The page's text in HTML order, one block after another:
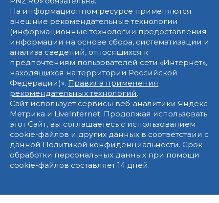
На информационном ресурсе применяются
внешние рекомендательные технологии
(информационные технологии предоставления
информации на основе сбора, систематизации и
анализа сведений, относящихся к
предпочтениям пользователей сети «Интернет»,
находящихся на территории Российской
Федерации)». Правила применения
рекомендательных технологий.
Сайт использует сервисы веб-аналитики Яндекс
Метрика и LiveInternet. Продолжая использовать
этот Сайт, вы соглашаетесь с использованием
cookie-файлов и других данных в соответствии с
данной Политикой конфиденциальности. Срок
обработки персональных данных при помощи
cookie-файлов составляет 14 дней.